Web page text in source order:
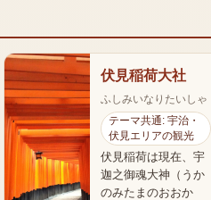
伏見稲荷大社
ふしみいなりたいしゃ
テーマ共通: 宇治・
伏見エリアの観光
伏見稲荷は現在、宇
迦之御魂大神（うか
のみたまのおおか